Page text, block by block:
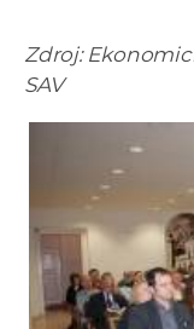
Zdroj:
SAV